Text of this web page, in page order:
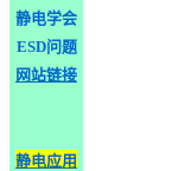
静电学会
ESD问题
网站链接
静电应用